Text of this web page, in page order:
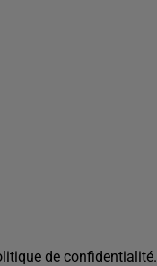
de confidentialité.